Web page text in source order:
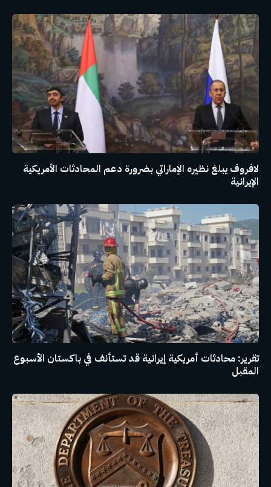
لافروف يبلغ نظيره الإماراتي بضرورة دعم المحادثات الأمريكية
الإيرانية
تقرير: محادثات أمريكية إيرانية قد تستأنف في باكستان الأسبوع
المقبل